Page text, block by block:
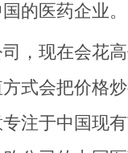
的医药企业。
现在会花高
式会把价格
注于中国现